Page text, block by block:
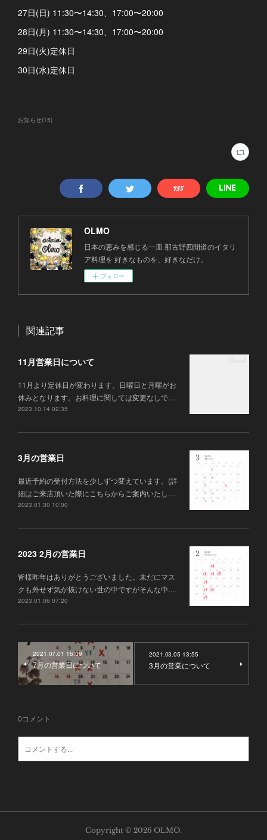
27日(日) 11:30〜14:30、17:00〜20:00
28日(月) 11:30〜14:30、17:00〜20:00
29日(火)定休日
30日(水)定休日
お知らせ(15)
OLMO
日本の恵みを感じる一皿 那古野四間道のイタリ
ア料理を 好きなものを、好きなだけ。
フォロー
関連記事
11月営業日について
11月より定休日が変わります。日曜日と月曜がお
休みとなります。お料理に関しては変更なしで…
2023.10.14 02:35
3月の営業日
最近予約の受付方法を少しずつ変えています。(詳
細はご来店頂いた際にこちらからご案内いたし…
2023.01.30 10:00
2023 2月の営業日
皆様昨年はありがとうございました。未だにマス
クも外せず気が抜けない世の中ですがそんな中…
2023.01.06 07:20
2021.07.01 16:39
7月の営業日について
2021.03.05 13:55
3月の営業について
0コメント
Copyright © 2026 OLMO.